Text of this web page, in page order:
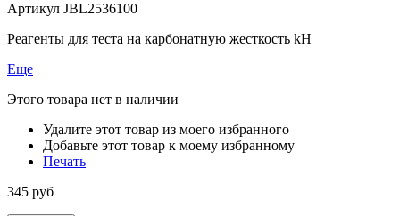
Артикул JBL2536100
Реагенты для теста на карбонатную жесткость kH
Еще
Этого товара нет в наличии
Удалите этот товар из моего избранного
Добавьте этот товар к моему избранному
Печать
345 руб